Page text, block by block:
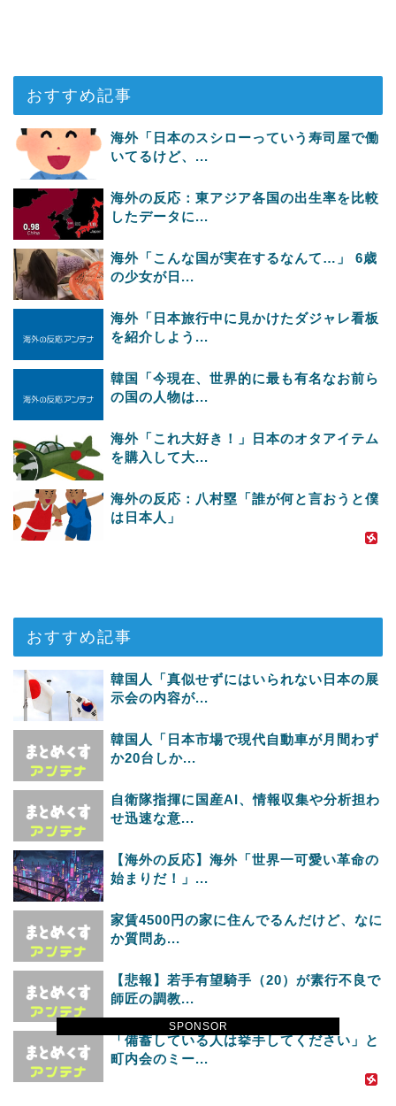
SPONSOR
おすすめ記事
海外「日本のスシローっていう寿司屋で働
いてるけど、...
海外の反応：東アジア各国の出生率を比較
したデータに...
海外「こんな国が実在するなんて…」 6歳
の少女が日...
海外「日本旅行中に見かけたダジャレ看板
を紹介しよう...
韓国「今現在、世界的に最も有名なお前ら
の国の人物は...
海外「これ大好き！」日本のオタアイテム
を購入して大...
海外の反応：八村塁「誰が何と言おうと僕
は日本人」
おすすめ記事
韓国人「真似せずにはいられない日本の展
示会の内容が...
韓国人「日本市場で現代自動車が月間わず
か20台しか...
自衛隊指揮に国産AI、情報収集や分析担わ
せ迅速な意...
【海外の反応】海外「世界一可愛い革命の
始まりだ！」...
家賃4500円の家に住んでるんだけど、なに
か質問あ...
【悲報】若手有望騎手（20）が素行不良で
師匠の調教...
「備蓄している人は挙手してください」と
町内会のミー...